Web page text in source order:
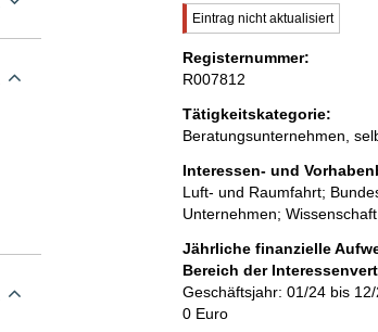
W
i
c
h
i
g
r
H
i
w
e
i
s
Eintrag nicht aktualisiert
Registernummer:
R007812
Tätigkeitskategorie:
Beratungsunternehmen,
Interessen- und
Luft- und Raumfahrt;
Unternehmen;
Jährliche finanzielle
Bereich der
Geschäftsjahr: 01/24 bis
0 Euro